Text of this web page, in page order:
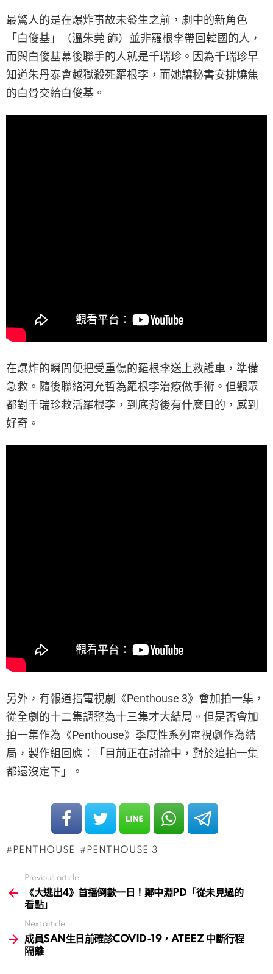
最驚人的是在爆炸事故未發生之前，劇中的新角色
「白俊基」（溫朱莞 飾）並非羅根李帶回韓國的人，
而與白俊基幕後聯手的人就是千瑞珍。因為千瑞珍早
知道朱丹泰會越獄殺死羅根李，而她讓秘書安排燒焦
的白骨交給白俊基。
在爆炸的瞬間便把受重傷的羅根李送上救護車，準備
急救。隨後聯絡河允哲為羅根李治療做手術。但觀眾
都對千瑞珍救活羅根李，到底背後有什麼目的，感到
好奇。
另外，有報道指電視劇《Penthouse 3》會加拍一集，
從全劇的十二集調整為十三集才大結局。但是否會加
拍一集作為《Penthouse》季度性系列電視劇作為結
局，製作組回應：「目前正在討論中，對於追拍一集
都還沒定下」。
PENTHOUSE PENTHOUSE 3
more
Previous article
《大逃出4》首播倒數一日！鄭中淵PD「從未見過的
看點」
Next article
成員SAN生日前確診COVID-19，ATEEZ 中斷行程
隔離